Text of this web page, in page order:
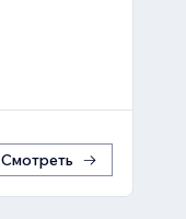
Смотреть